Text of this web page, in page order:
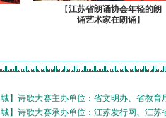
【江苏省朗诵协会年轻的朗
诵艺术家在朗诵】
城】诗歌大赛主办单位：省文明办、省教
城】诗歌大赛承办单位：江苏发行网、江